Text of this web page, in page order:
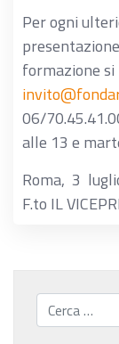
Per ogni
formazione si
06/
alle 13 e
Roma, 3
F.to IL
Cerca...